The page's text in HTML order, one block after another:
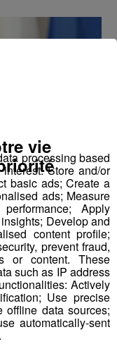
processing based
Store and/or
basic ads; Create a
ads; Measure
Apply
Develop and
content profile;
prevent fraud,
or content. These
such as IP address
Actively
Use precise
offline data sources;
automatically-sent
vie